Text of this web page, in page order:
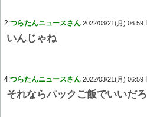
2:つらたんニュースさん 2022/03/21(月) 06:59
いんじゃね
4:つらたんニュースさん 2022/03/21(月) 06:59
それならパックご飯でいいだろ